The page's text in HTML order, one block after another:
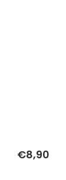
€8,90